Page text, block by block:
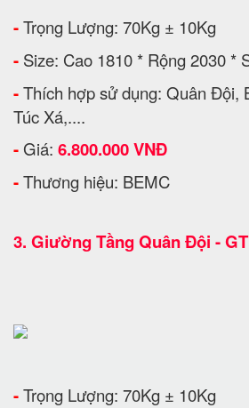
-Trọng Lượng: 70Kg ± 10Kg
- Size: Cao 1810 * Rộng 2030 *
-Thích hợp sử dụng: Quân Đội,
Túc Xá,....
- Giá: 6.800.000 VNĐ
-Thương hiệu: BEMC
3. Giường Tầng Quân Đội -
-Trọng Lượng: 70Kg ± 10Kg